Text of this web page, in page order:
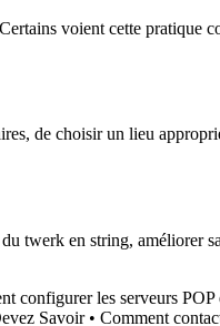
voient cette pratique
de choisir un lieu
twerk en string, améliorer
configurer les serveurs
Savoir• Comment